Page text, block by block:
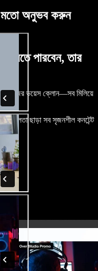
মতো অনুভব করুন
পারবেন, তার
নিজের ভয়েস ক্লোন—সব মিলিয়ে
দুর্বলতা ছাড়া সব সৃজনশীল কনটেন্ট